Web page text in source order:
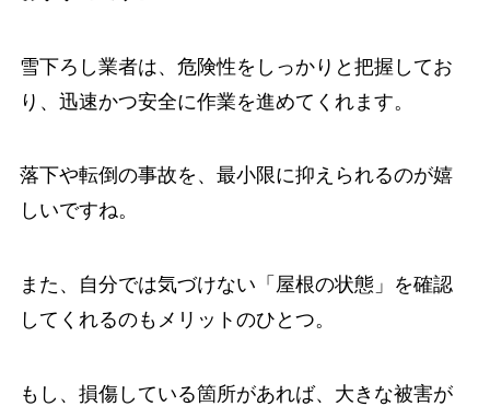
雪下ろし業者は、危険性をしっかりと把握してお
り、迅速かつ安全に作業を進めてくれます。
落下や転倒の事故を、最小限に抑えられるのが嬉
しいですね。
また、自分では気づけない「屋根の状態」を確認
してくれるのもメリットのひとつ。
もし、損傷している箇所があれば、大きな被害が